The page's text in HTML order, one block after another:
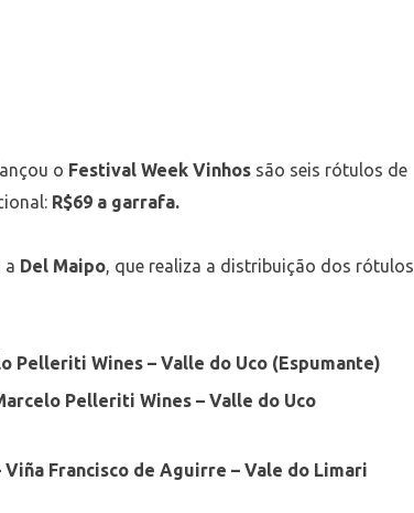
o Festival Week Vinhos são seis rótulos de
R$69 a garrafa.
a Del Maipo, que realiza a distribuição dos rótulos
Pelleriti Wines – Valle do Uco (Espumante)
Pelleriti Wines – Valle do Uco
Viña Francisco de Aguirre – Vale do Limari